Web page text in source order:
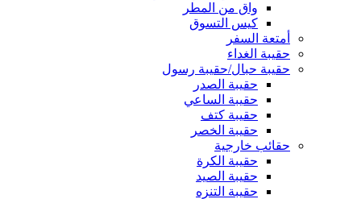
واق من المطر
كيس التسوق
أمتعة السفر
حقيبة الغداء
حقيبة حبال/حقيبة رسول
حقيبة الصدر
حقيبة الساعي
حقيبة كتف
حقيبة الخصر
حقائب خارجية
حقيبة الكرة
حقيبة الصيد
حقيبة التنزه